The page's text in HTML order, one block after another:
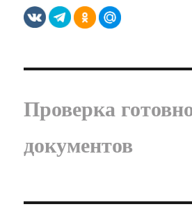
Проверка
документов